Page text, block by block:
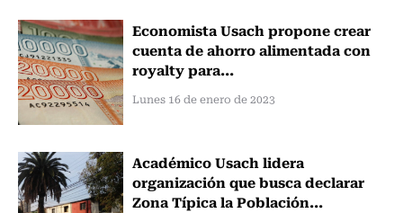
Economista Usach propone crear
cuenta de ahorro alimentada con
royalty para...
Lunes 16 de enero de 2023
Académico Usach lidera
organización que busca declarar
Zona Típica la Población...